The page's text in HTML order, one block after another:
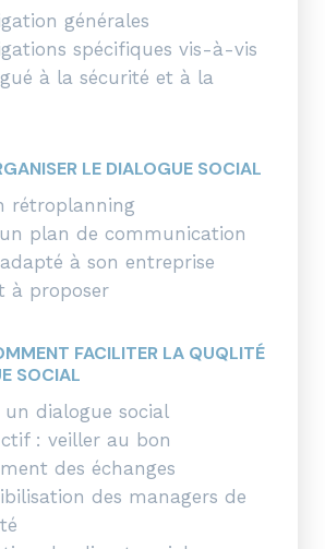
générales
spécifiques vis-à-vis
à la sécurité et à la
LE DIALOGUE SOCIAL
rétroplanning
plan de communication
à son entreprise
à proposer
FACILITER LA QUQLITÉ
SOCIAL
un dialogue social
: veiller au bon
des échanges
des managers de